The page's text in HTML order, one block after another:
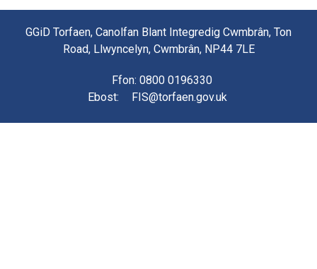
GGiD Torfaen, Canolfan Blant Integredig Cwmbrân, Ton
Road, Llwyncelyn, Cwmbrân, NP44 7LE
Ffon: 0800 0196330
Ebost: FIS@torfaen.gov.uk